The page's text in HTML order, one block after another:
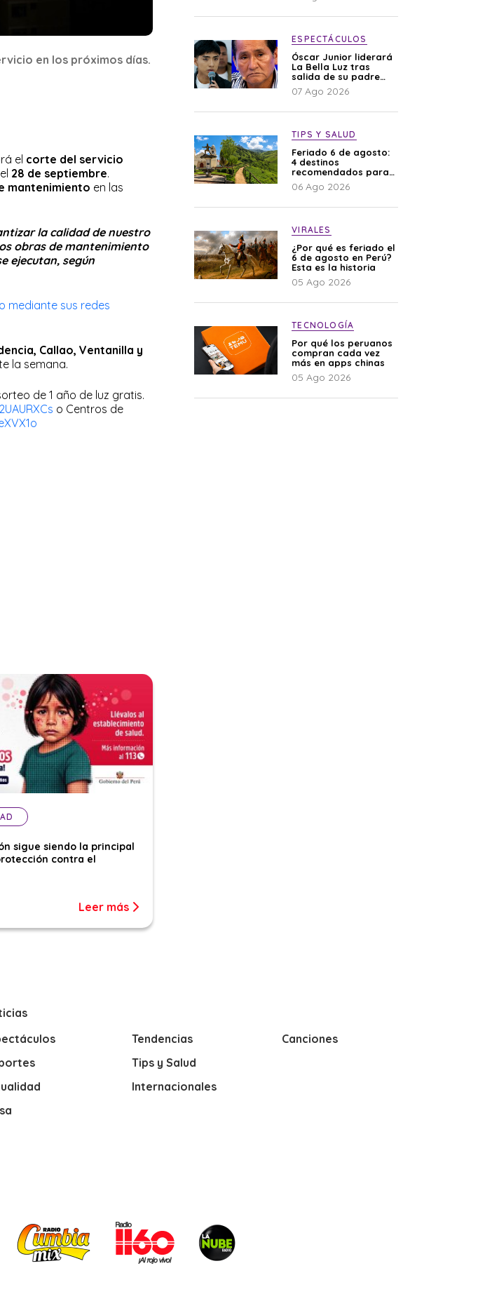
en los próximos días.
el corte del servicio
28 de septiembre.
mantenimiento en las
la calidad de nuestro
obras de mantenimiento
ejecutan, según
mediante sus redes
Callao, Ventanilla y
la semana.
de 1 año de luz gratis.
o Centros de
sigue siendo la principal
contra el
Leer más
ESPECTÁCULOS
Óscar Junior liderará
La Bella Luz tras
salida de su padre
por polémica con
Naldy Saldaña
07 Ago 2026
TIPS Y SALUD
Feriado 6 de agosto:
4 destinos
recomendados para
disfrutar el descanso
06 Ago 2026
VIRALES
¿Por qué es feriado el
6 de agosto en Perú?
Esta es la historia
05 Ago 2026
TECNOLOGÍA
Por qué los peruanos
compran cada vez
más en apps chinas
05 Ago 2026
Tendencias
Tips y Salud
Internacionales
Canciones